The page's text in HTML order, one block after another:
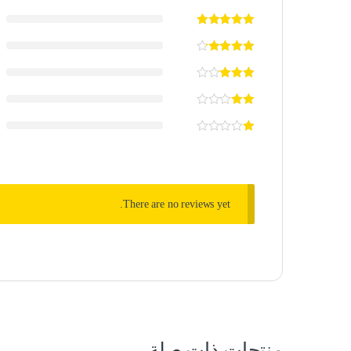
There are no reviews yet.